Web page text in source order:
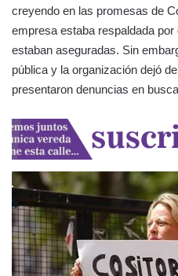
creyendo en las promesas de
empresa estaba respaldada
estaban aseguradas. Sin
pública y la organización dejó
presentaron denuncias en